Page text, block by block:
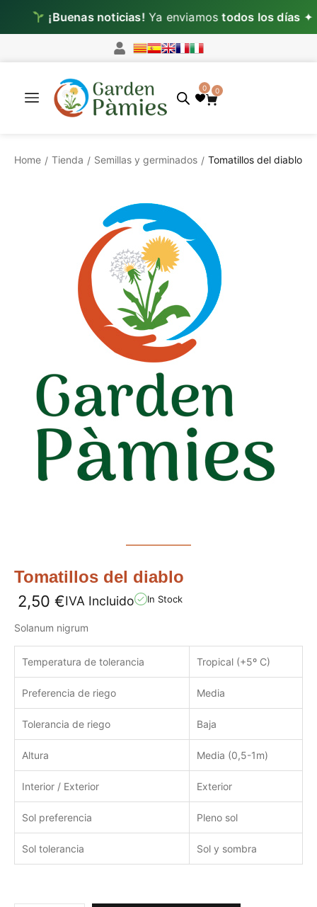
¡Buenas noticias!Ya enviamostodos los días✦
0 0
Home / Tienda / Semillas y germinados / Tomatillos del diablo
Tomatillos del diablo
2,50 €IVA Incluido In Stock
Solanum nigrum
Temperatura de tolerancia Tropical (+5º C)
Preferencia de riego Media
Tolerancia de riego Baja
Altura Media (0,5-1m)
Interior / Exterior Exterior
Sol preferencia Pleno sol
Sol tolerancia Sol y sombra